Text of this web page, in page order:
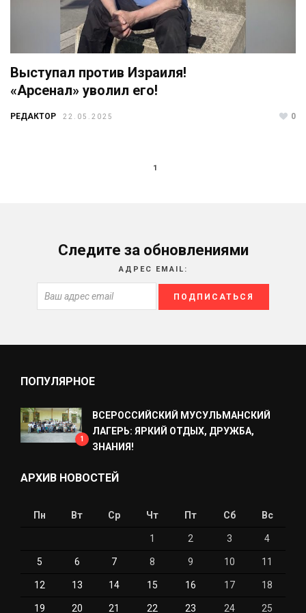
Выступал против Израиля!
«Арсенал» уволил его!
РЕДАКТОР 22.05.2025 0
1
Следите за обновлениями
АДРЕС EMAIL:
ПОПУЛЯРНОЕ
1
ВСЕРОССИЙСКИЙ МУСУЛЬМАНСКИЙ
ЛАГЕРЬ: ЯРКИЙ ОТДЫХ, ДРУЖБА,
ЗНАНИЯ!
АРХИВ НОВОСТЕЙ
Пн Вт Ср Чт Пт Сб Вс
1 2 3 4
5 6 7 8 9 10 11
12 13 14 15 16 17 18
19 20 21 22 23 24 25